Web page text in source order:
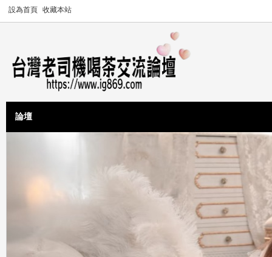
設為首頁 收藏本站
論壇